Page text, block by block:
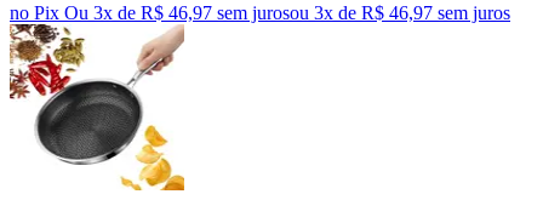
no Pix Ou 3x de R$ 46,97 sem jurosou 3x de R$ 46,97 sem juros